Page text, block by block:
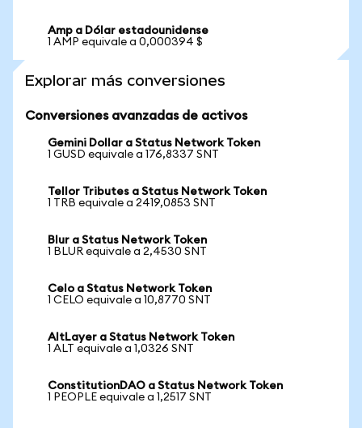
Amp a Dólar estadounidense
1 AMP equivale a 0,000394 $
Explorar más conversiones
Conversiones avanzadas de activos
Gemini Dollar a Status Network Token
1 GUSD equivale a 176,8337 SNT
Tellor Tributes a Status Network Token
1 TRB equivale a 2419,0853 SNT
Blur a Status Network Token
1 BLUR equivale a 2,4530 SNT
Celo a Status Network Token
1 CELO equivale a 10,8770 SNT
AltLayer a Status Network Token
1 ALT equivale a 1,0326 SNT
ConstitutionDAO a Status Network Token
1 PEOPLE equivale a 1,2517 SNT